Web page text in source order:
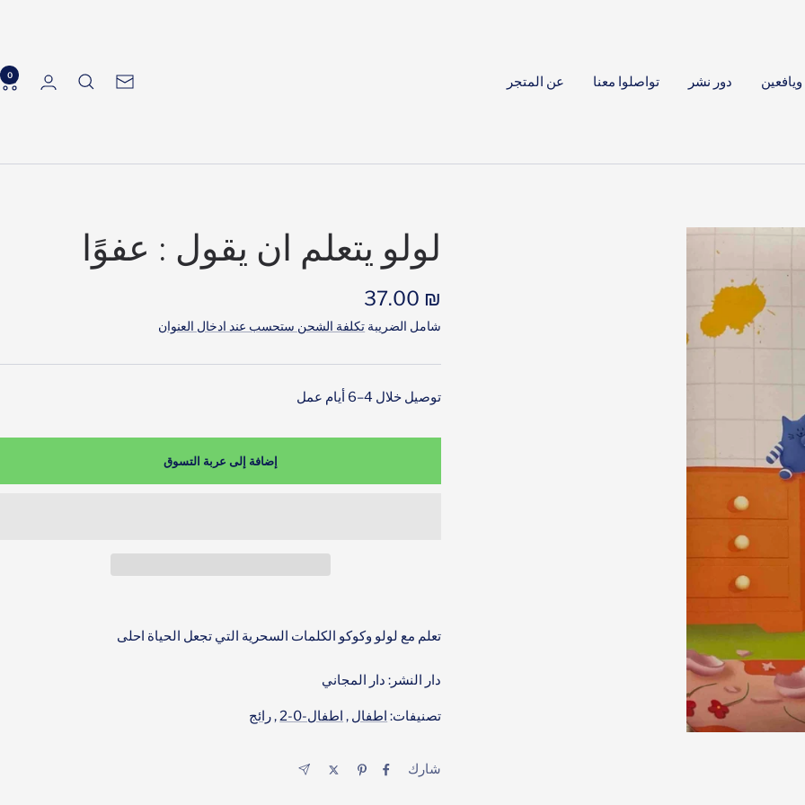
دور نشر تواصلوا معنا عن المتجر
الرسالة
0
لولو يتعلم ان يقول : عفوًا
السعر
المخفَّض
₪ 37.00
شامل الضريبة تكلفة الشحن ستحسب عند ادخال العنوان
توصيل خلال 4–6 أيام عمل
إضافة إلى عربة التسوق
تعلم مع لولو وكوكو الكلمات السحرية التي تجعل الحياة احلى
دار النشر: دار المجاني
تصنيفات: اطفال , اطفال-0-2 ,رائج
شارك